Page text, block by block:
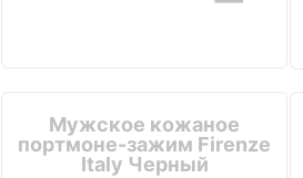
Мужское кожаное
портмоне-зажим Firenze
Italy Черный